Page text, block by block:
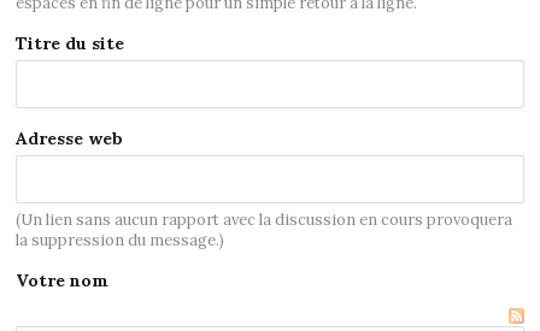
Titre du site
Adresse web
(Un lien sans aucun rapport avec la discussion en cours provoquera
la suppression du message.)
Votre nom